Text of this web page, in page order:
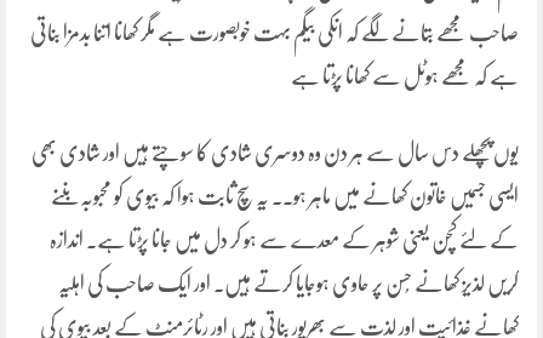
صاحب مجھے بتانے لگے کہ انکی بیگم بہت خوبصورت ہے مگر کھانا اتنا بدمزا بناتی
ہے کہ مجھے ہوٹل سے کھانا پڑتا ہے
یوں پچھلے دس سال سے ہر دن وہ دوسری شادی کا سوچتے ہیں اور شادی بھی
ایسی جسمیں خاتون کھانے میں ماہر ہو۔۔ یہ سچ ثابت ہوا کہ بیوی کو محبوبہ بننے
کے لئے کچن یعنی شوہر کے معدے سے ہو کر دل میں جانا پڑتا ہے۔ اندازہ
کریں لذیز کھانے حُسن پر حاوی ہوجایا کرتے ہیں۔ اور ایک صاحب کی اہلیہ
کھانے غذائیت اور لذت سے بھرپور بناتی ہیں اور رٹائرمنٹ کے بعد بیوی کی